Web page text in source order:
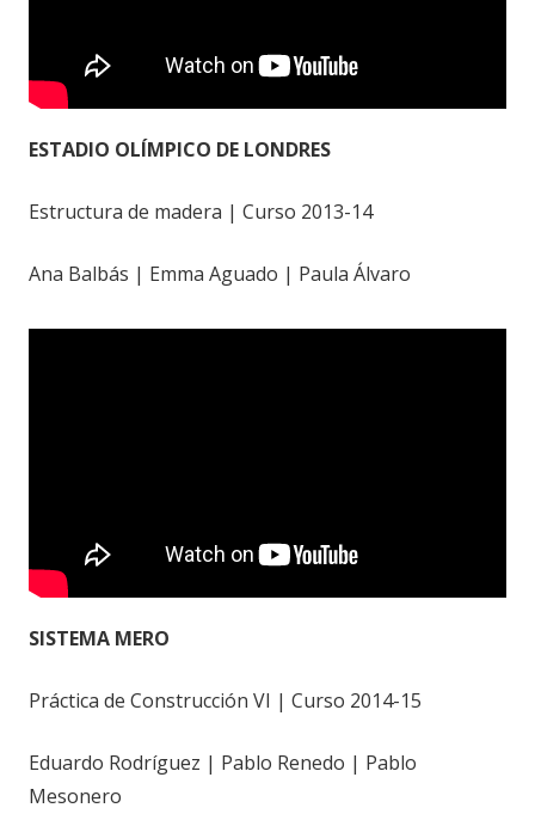
ESTADIO OLÍMPICO DE LONDRES
Estructura de madera | Curso 2013-14
Ana Balbás | Emma Aguado | Paula Álvaro
SISTEMA MERO
Práctica de Construcción VI | Curso 2014-15
Eduardo Rodríguez | Pablo Renedo | Pablo
Mesonero